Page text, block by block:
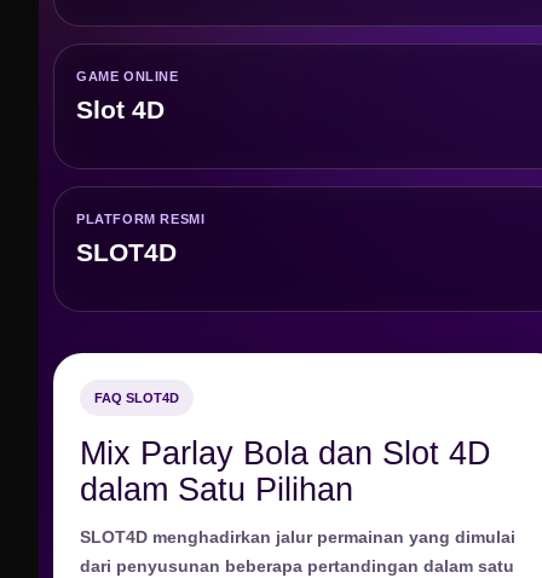
GAME ONLINE
Slot 4D
PLATFORM RESMI
SLOT4D
FAQ SLOT4D
Mix Parlay Bola dan Slot 4D
dalam Satu Pilihan
SLOT4D menghadirkan jalur permainan yang dimulai
dari penyusunan beberapa pertandingan dalam satu